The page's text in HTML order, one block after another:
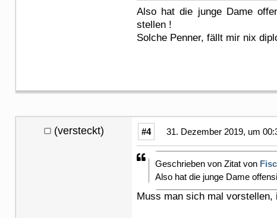
Also hat die junge Dame
stellen !
Solche Penner, fällt mir nix
(versteckt) #4 31. Dezember 2019, um
Geschrieben von Zitat von
Also hat die junge Dame
Muss man sich mal vorstellen,